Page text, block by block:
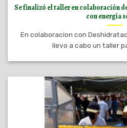
Se finalizó el taller en colaboración
con energía
En colaboracion con
llevo a cabo un taller